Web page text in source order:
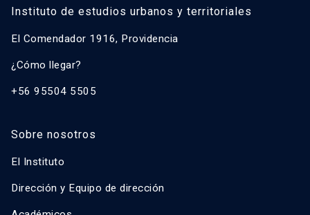
Instituto de estudios urbanos y territoriales
El Comendador 1916, Providencia
¿Cómo llegar?
+56 95504 5505
Sobre nosotros
El Instituto
Dirección y Equipo de dirección